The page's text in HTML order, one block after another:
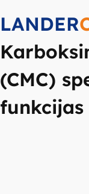
LANDER
(CMC)
funkcijas